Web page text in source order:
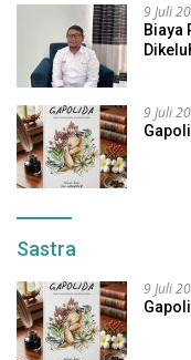
9 Juli
Biaya
9 Juli
Sastra
9 Juli